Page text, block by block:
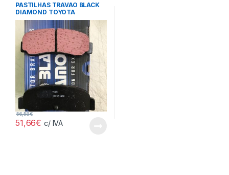
PASTILHAS TRAVAO BLACK
DIAMOND TOYOTA
51,66€
56,58€
c/ IVA